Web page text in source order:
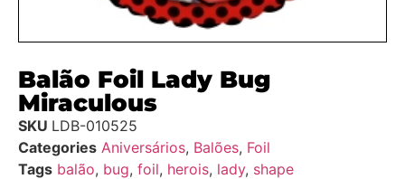
Balão Foil Lady Bug
Miraculous
SKU LDB-010525
Categories Aniversários, Balões, Foil
Tags balão, bug, foil, herois, lady, shape